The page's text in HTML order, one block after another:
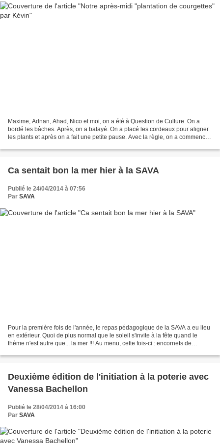
Maxime, Adnan, Ahad, Nico et moi, on a été à Question de Culture. On a
bordé les bâches. Après, on a balayé. On a placé les cordeaux pour aligner
les plants et après on a fait une petite pause. Avec la règle, on a commencé
Ca sentait bon la mer hier à la SAVA
Publié le 24/04/2014 à 07:56
Par SAVA
Pour la première fois de l'année, le repas pédagogique de la SAVA a eu lieu
en extérieur. Quoi de plus normal que le soleil s'invite à la fête quand le
thème n'est autre que... la mer !!! Au menu, cette fois-ci : encornets de
Deuxième édition de l'initiation à la poterie avec
Vanessa Bachellon
Publié le 28/04/2014 à 16:00
Par SAVA